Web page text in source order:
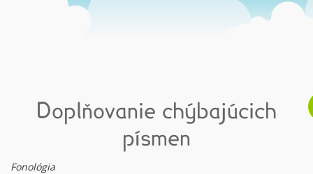
Doplňovanie chýbajúcich
písmen
Fonológia